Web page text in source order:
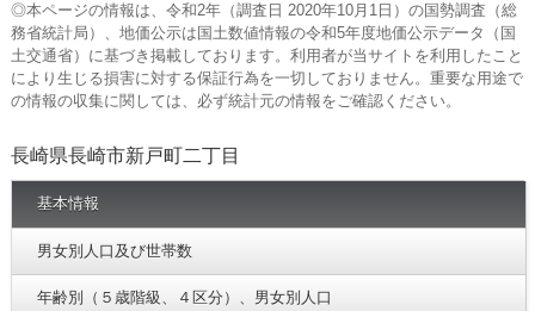
◎本ページの情報は、令和2年（調査日 2020年10月1日）の国勢調査（総
務省統計局）、地価公示は国土数値情報の令和5年度地価公示データ（国
土交通省）に基づき掲載しております。利用者が当サイトを利用したこと
により生じる損害に対する保証行為を一切しておりません。重要な用途で
の情報の収集に関しては、必ず統計元の情報をご確認ください。
長崎県長崎市新戸町二丁目
基本情報
男女別人口及び世帯数
年齢別（５歳階級、４区分）、男女別人口